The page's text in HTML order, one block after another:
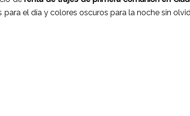
el día y colores oscuros para la noche sin